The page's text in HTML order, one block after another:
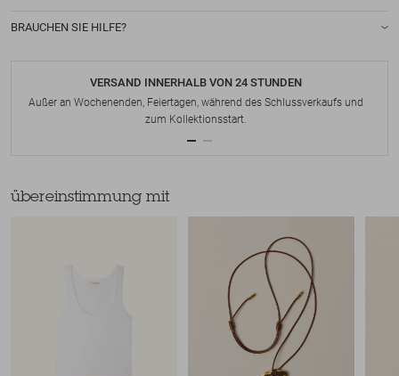
BRAUCHEN SIE HILFE?
VERSAND INNERHALB VON 24 STUNDEN
Außer an Wochenenden, Feiertagen, während des Schlussverkaufs und
zum Kollektionsstart.
übereinstimmung mit